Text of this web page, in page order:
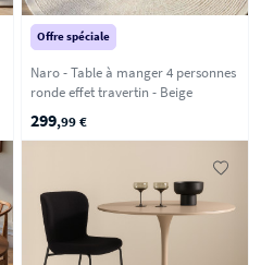
Offre spéciale
Naro - Table à manger 4 personnes
ronde effet travertin - Beige
299,99 €